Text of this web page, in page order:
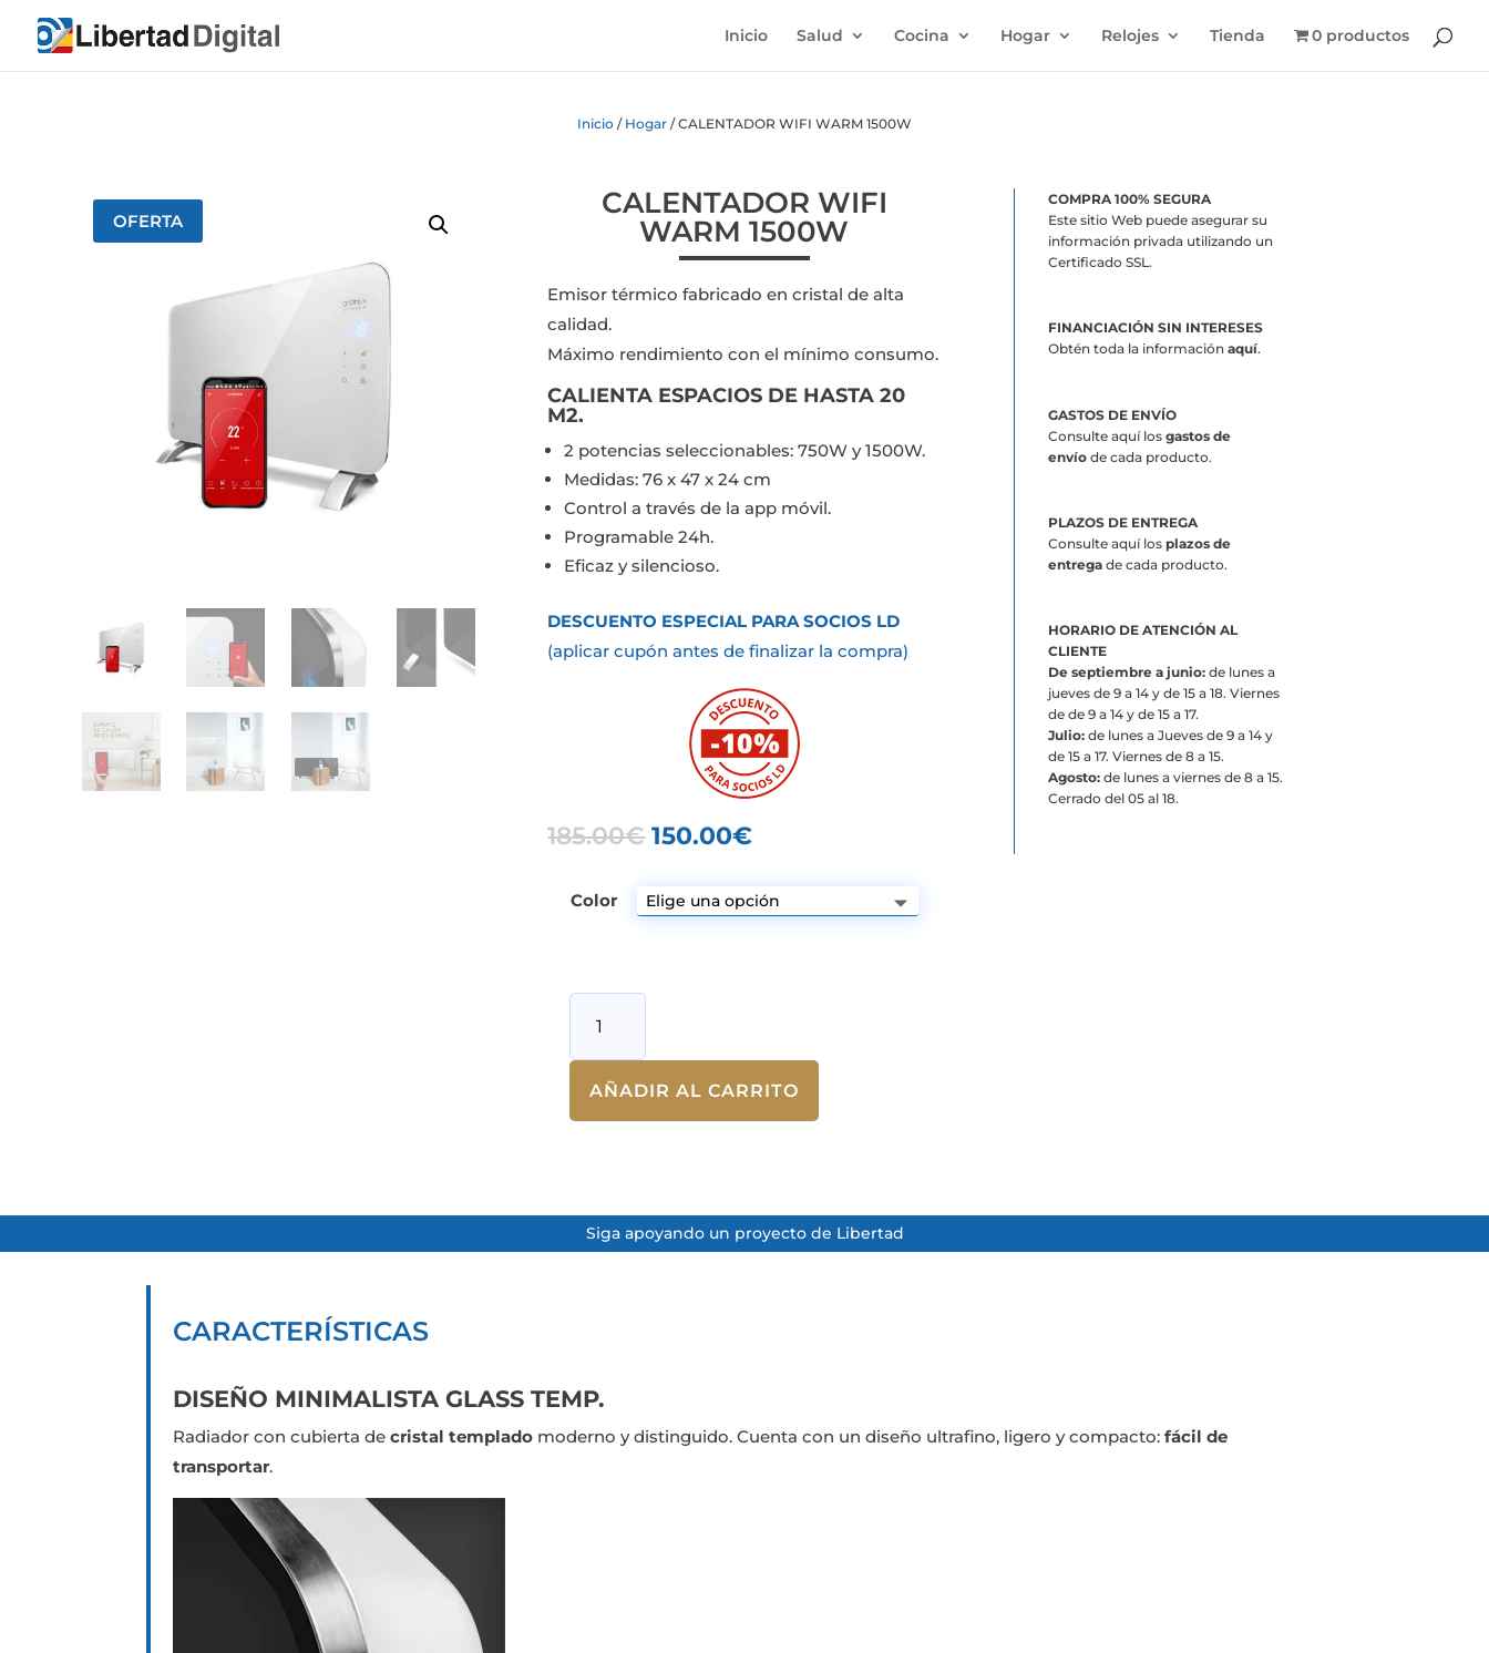
Inicio Salud Cocina Hogar Relojes Tienda 0 productos
Inicio / Hogar / CALENTADOR WIFI WARM 1500W
OFERTA
CALENTADOR WIFI
WARM 1500W
Emisor térmico fabricado en cristal de alta
calidad.
Máximo rendimiento con el mínimo consumo.
CALIENTA ESPACIOS DE HASTA 20
M2.
2 potencias seleccionables: 750W y 1500W.
Medidas: 76 x 47 x 24 cm
Control a través de la app móvil.
Programable 24h.
Eficaz y silencioso.
DESCUENTO ESPECIAL PARA SOCIOS LD
(aplicar cupón antes de finalizar la compra)
185.00€ El
original
era:
150.00€El
actual
es:
Color
WIFI
WARM
1500W
cantidad
AÑADIR AL CARRITO
COMPRA 100% SEGURA
Este sitio Web puede asegurar su
información privada utilizando un
Certificado SSL.
FINANCIACIÓN SIN INTERESES
Obtén toda la informaciónaquí.
GASTOS DE ENVÍO
Consulte aquí losgastos de
envío de cada producto.
PLAZOS DE ENTREGA
Consulte aquí losplazos de
entrega de cada producto.
HORARIO DE ATENCIÓN AL
CLIENTE
De septiembre a junio: de lunes a
jueves de 9 a 14 y de 15 a 18. Viernes
de de 9 a 14 y de 15 a 17.
Julio: de lunes a Jueves de 9 a 14 y
de 15 a 17. Viernes de 8 a 15.
Agosto: de lunes a viernes de 8 a 15.
Cerrado del 05 al 18.
Siga apoyando un proyecto de Libertad
CARACTERÍSTICAS
DISEÑO MINIMALISTA GLASS TEMP.
Radiador con cubierta de cristal templado moderno y distinguido. Cuenta con un diseño ultrafino, ligero y compacto: fácil de
transportar.